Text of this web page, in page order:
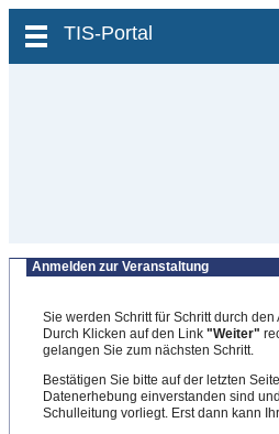
zum Inhalt wechseln
TIS-Portal
Anmelden zur Veranstaltung
Sie werden Schritt für Schritt durch
Durch Klicken auf den Link "Weiter"
gelangen Sie zum nächsten Schritt.
Bestätigen Sie bitte auf der letzten
Datenerhebung einverstanden sind
Schulleitung vorliegt. Erst dann kann